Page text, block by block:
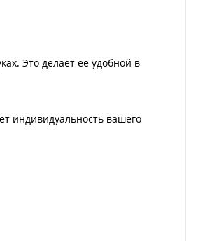
Это делает ее удобной в
индивидуальность вашего